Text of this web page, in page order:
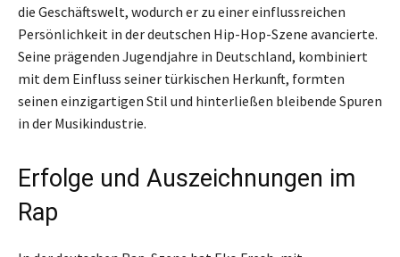
die Geschäftswelt, wodurch er zu einer einflussreichen
Persönlichkeit in der deutschen Hip-Hop-Szene avancierte.
Seine prägenden Jugendjahre in Deutschland, kombiniert
mit dem Einfluss seiner türkischen Herkunft, formten
seinen einzigartigen Stil und hinterließen bleibende Spuren
in der Musikindustrie.
Erfolge und Auszeichnungen im
Rap